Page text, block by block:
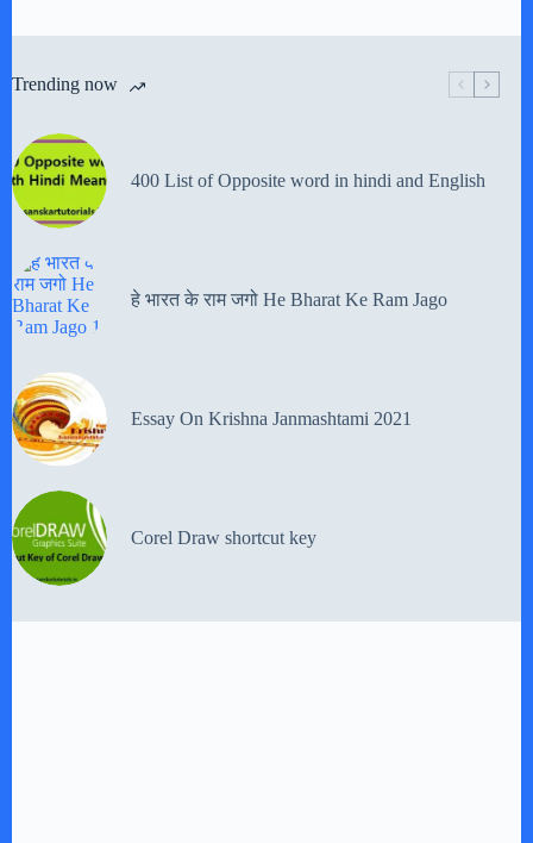
Trending now
400 List of Opposite word in hindi and English
हे भारत के राम जगो He Bharat Ke Ram Jago
Essay On Krishna Janmashtami 2021
Corel Draw shortcut key